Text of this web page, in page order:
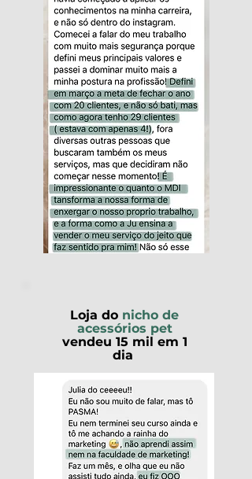
Loja do nicho de
acessórios pet
vendeu 15 mil em 1
dia